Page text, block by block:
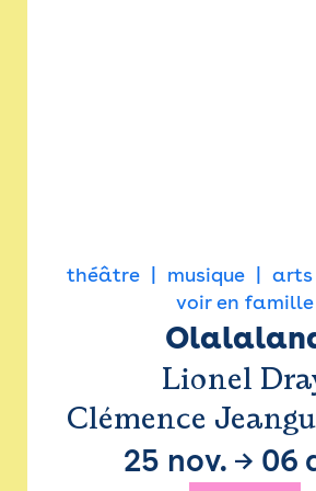
théâtre musique arts
voir en famille
Lionel
Clémence
25 nov. → 06